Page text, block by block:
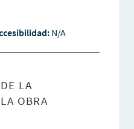
N/A
LA
OBRA